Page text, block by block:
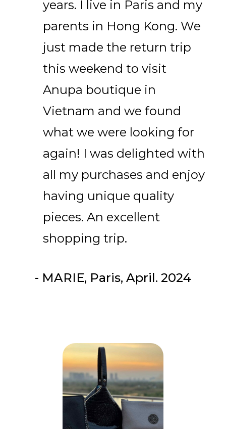
years. I live in Paris and my
parents in Hong Kong. We
just made the return trip
this weekend to visit
Anupa boutique in
Vietnam and we found
what we were looking for
again! I was delighted with
all my purchases and enjoy
having unique quality
pieces. An excellent
shopping trip.
- MARIE, Paris, April. 2024